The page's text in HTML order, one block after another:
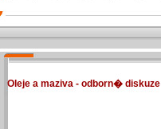
Oleje a maziva - odborn� diskuze